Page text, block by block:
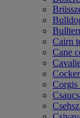
Cairn
Cane
Corgis